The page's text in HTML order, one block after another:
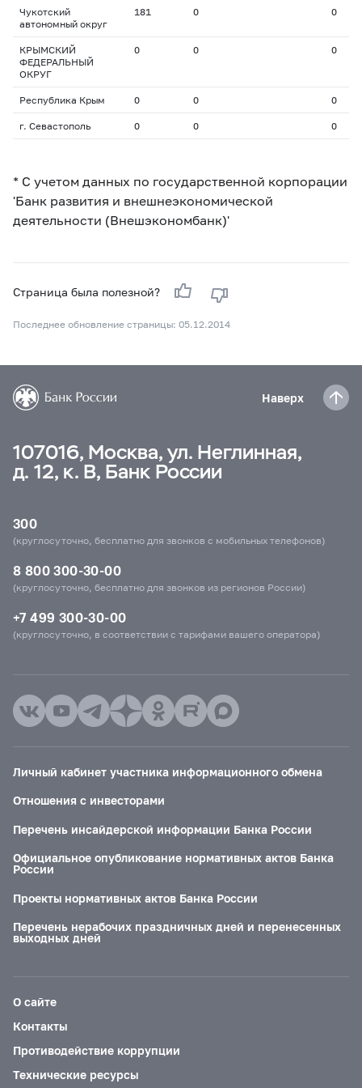
Чукотский
автономный округ
181 0 0
КРЫМСКИЙ
ФЕДЕРАЛЬНЫЙ
ОКРУГ
0 0 0
Республика Крым 0 0 0
г. Севастополь 0 0 0
* С учетом данных по государственной корпорации
'Банк развития и внешнеэкономической
деятельности (Внешэкономбанк)'
Страница была полезной?
Последнее обновление страницы: 05.12.2014
Наверх
107016, Москва, ул. Неглинная,
д. 12, к. В, Банк России
300
(круглосуточно, бесплатно для звонков с мобильных телефонов)
8 800 300-30-00
(круглосуточно, бесплатно для звонков из регионов России)
+7 499 300-30-00
(круглосуточно, в соответствии с тарифами вашего оператора)
Личный кабинет участника информационного обмена
Отношения с инвесторами
Перечень инсайдерской информации Банка России
Официальное опубликование нормативных актов Банка
России
Проекты нормативных актов Банка России
Перечень нерабочих праздничных дней и перенесенных
выходных дней
О сайте
Контакты
Противодействие коррупции
Технические ресурсы